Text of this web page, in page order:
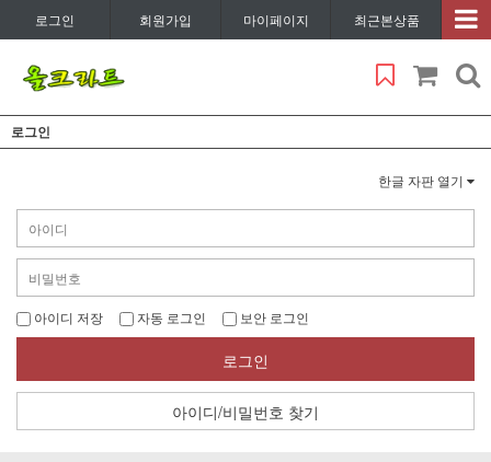
로그인 회원가입 마이페이지 최근본상품
로그인
한글 자판 열기
아이디 저장 자동 로그인 보안 로그인
로그인
아이디/비밀번호 찾기